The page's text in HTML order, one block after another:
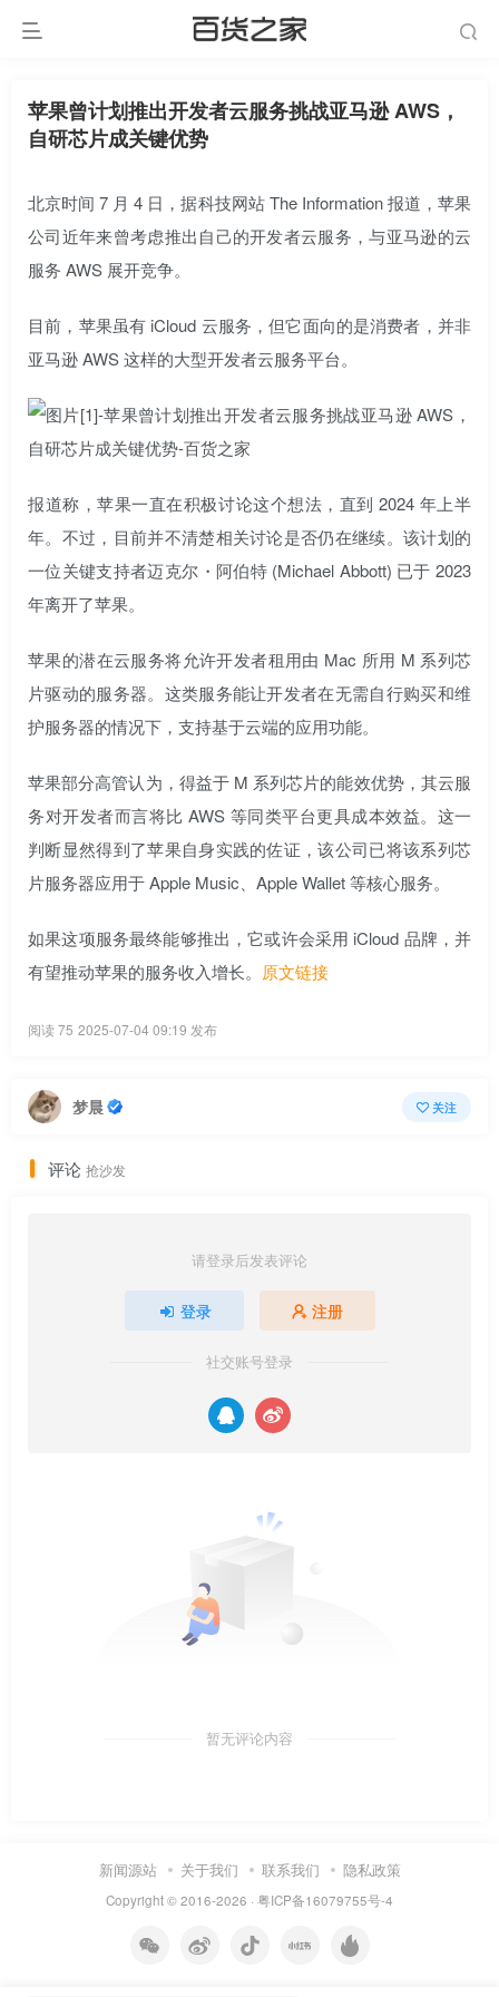
苹果曾计划推出开发者云服务挑战亚马逊 AWS，
自研芯片成关键优势
北京时间 7 月 4 日，据科技网站 The Information 报道，苹果
公司近年来曾考虑推出自己的开发者云服务，与亚马逊的云
服务 AWS 展开竞争。
目前，苹果虽有 iCloud 云服务，但它面向的是消费者，并非
亚马逊 AWS 这样的大型开发者云服务平台。
报道称，苹果一直在积极讨论这个想法，直到 2024 年上半
年。不过，目前并不清楚相关讨论是否仍在继续。该计划的
一位关键支持者迈克尔・阿伯特 (Michael Abbott) 已于 2023
年离开了苹果。
苹果的潜在云服务将允许开发者租用由 Mac 所用 M 系列芯
片驱动的服务器。这类服务能让开发者在无需自行购买和维
护服务器的情况下，支持基于云端的应用功能。
苹果部分高管认为，得益于 M 系列芯片的能效优势，其云服
务对开发者而言将比 AWS 等同类平台更具成本效益。这一
判断显然得到了苹果自身实践的佐证，该公司已将该系列芯
片服务器应用于 Apple Music、Apple Wallet 等核心服务。
如果这项服务最终能够推出，它或许会采用 iCloud 品牌，并
有望推动苹果的服务收入增长。 原文链接
阅读 75 2025-07-04 09:19 发布
梦晨 关注
评论 抢沙发
请登录后发表评论
登录 注册
社交账号登录
暂无评论内容
新闻源站 关于我们 联系我们 隐私政策
Copyright © 2016-2026 · 粤ICP备16079755号-4